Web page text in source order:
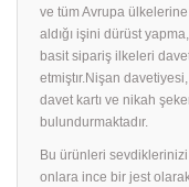
ve tüm Avrupa
aldığı işini dürüst
basit sipariş ilkeleri
etmiştır.Nişan
davet kartı ve nikah
bulundurmaktadır.
Bu ürünleri
onlara ince bir jest